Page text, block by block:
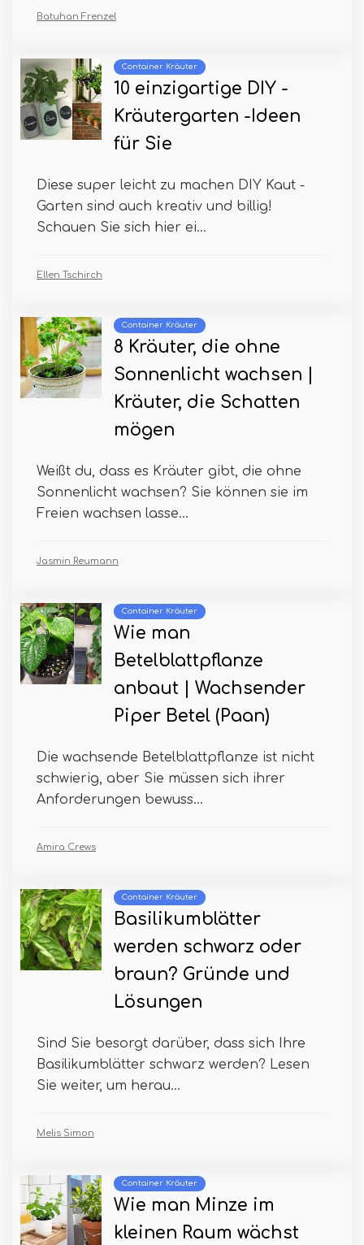
Batuhan Frenzel
Container Kräuter
10 einzigartige DIY -
Kräutergarten -Ideen
für Sie
Diese super leicht zu machen DIY Kaut -
Garten sind auch kreativ und billig!
Schauen Sie sich hier ei...
Ellen Tschirch
Container Kräuter
8 Kräuter, die ohne
Sonnenlicht wachsen |
Kräuter, die Schatten
mögen
Weißt du, dass es Kräuter gibt, die ohne
Sonnenlicht wachsen? Sie können sie im
Freien wachsen lasse...
Jasmin Reumann
Container Kräuter
Wie man
Betelblattpflanze
anbaut | Wachsender
Piper Betel (Paan)
Die wachsende Betelblattpflanze ist nicht
schwierig, aber Sie müssen sich ihrer
Anforderungen bewuss...
Amira Crews
Container Kräuter
Basilikumblätter
werden schwarz oder
braun? Gründe und
Lösungen
Sind Sie besorgt darüber, dass sich Ihre
Basilikumblätter schwarz werden? Lesen
Sie weiter, um herau...
Melis Simon
Container Kräuter
Wie man Minze im
kleinen Raum wächst